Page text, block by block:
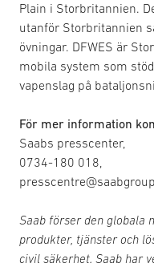
Plain i Storbritannien.
utanför Storbritannien
övningar. DFWES är
mobila system som
vapenslag på
För mer information
Saabs presscenter,
0734-180 018,
Saab förser den globala
produkter, tjänster och
civil säkerhet. Saab har